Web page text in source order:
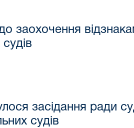
заохочення
засідання ради
судів